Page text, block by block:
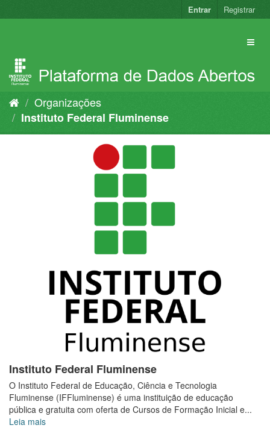
para
Entrar Registrar
Organizações
Instituto Federal Fluminense
Instituto Federal Fluminense
O Instituto Federal de Educação, Ciência e Tecnologia
Fluminense (IFFluminense) é uma instituição de educação
pública e gratuita com oferta de Cursos de Formação Inicial e...
Leia mais